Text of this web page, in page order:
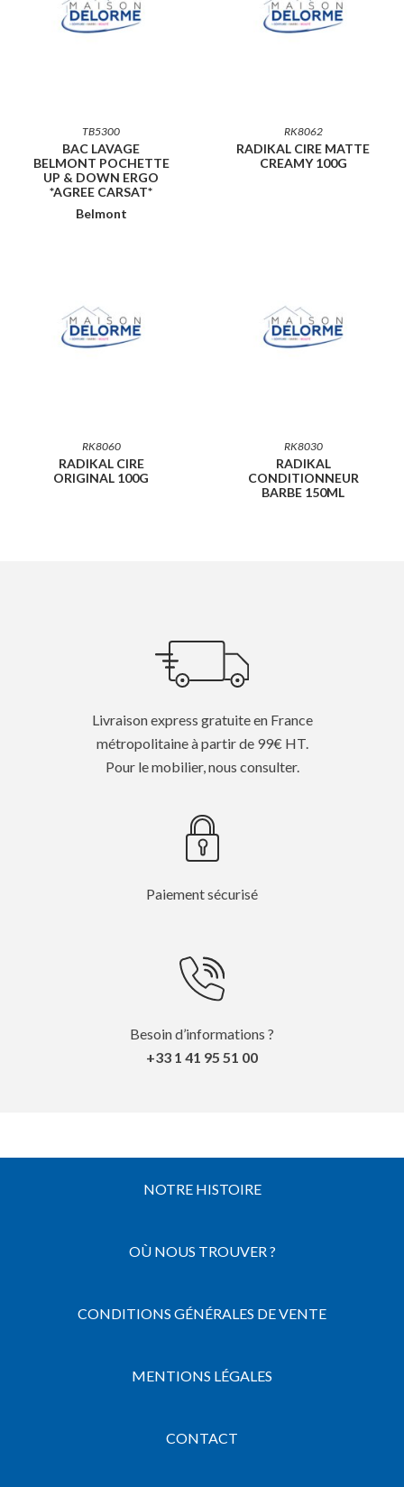
TB5300
BAC LAVAGE
BELMONT POCHETTE
UP & DOWN ERGO
*AGREE CARSAT*
Belmont
RK8062
RADIKAL CIRE MATTE
CREAMY 100G
RK8060
RADIKAL CIRE
ORIGINAL 100G
RK8030
RADIKAL
CONDITIONNEUR
BARBE 150ML
Livraison express gratuite en France
métropolitaine à partir de 99€ HT.
Pour le mobilier, nous consulter.
Paiement sécurisé
Besoin d’informations ?
+33 1 41 95 51 00
NOTRE HISTOIRE
OÙ NOUS TROUVER ?
CONDITIONS GÉNÉRALES DE VENTE
MENTIONS LÉGALES
CONTACT